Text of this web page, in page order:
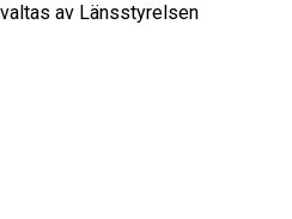
av Länsstyrelsen